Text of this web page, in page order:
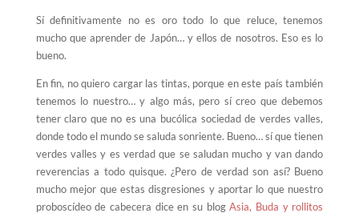
Sí definitivamente no es oro todo lo que reluce, tenemos
mucho que aprender de Japón… y ellos de nosotros. Eso es lo
bueno.
En fin, no quiero cargar las tintas, porque en este país también
tenemos lo nuestro… y algo más, pero sí creo que debemos
tener claro que no es una bucólica sociedad de verdes valles,
donde todo el mundo se saluda sonriente. Bueno… sí que tienen
verdes valles y es verdad que se saludan mucho y van dando
reverencias a todo quisque. ¿Pero de verdad son así? Bueno
mucho mejor que estas disgresiones y aportar lo que nuestro
proboscídeo de cabecera dice en su blogAsia, Buda y rollitos